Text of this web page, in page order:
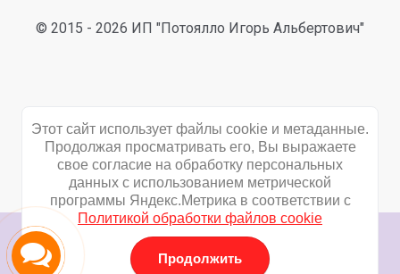
© 2015 - 2026 ИП "Потоялло Игорь Альбертович"
Сайт создан в:megagroup.ru
Этот сайт использует файлы cookie и метаданные.
Продолжая просматривать его, Вы выражаете
свое согласие на обработку персональных
данных с использованием метрической
программы Яндекс.Метрика в соответствии с
Политикой обработки файлов cookie
Продолжить